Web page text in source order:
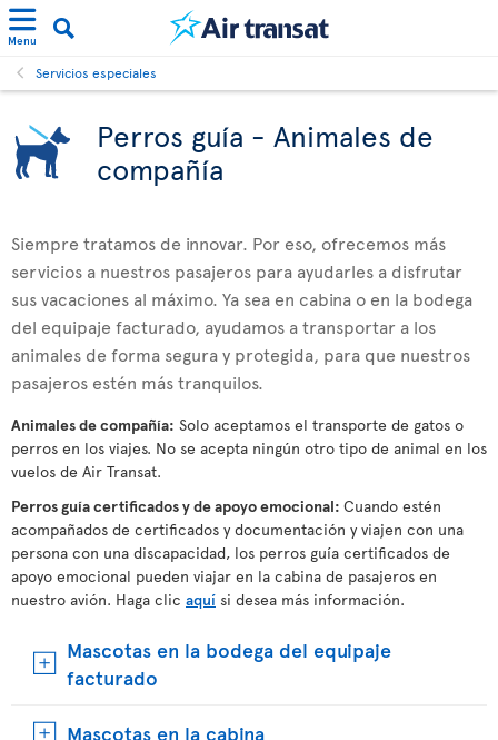
Menu
Servicios especiales
Perros guía - Animales de
compañía
Siempre tratamos de innovar. Por eso, ofrecemos más
servicios a nuestros pasajeros para ayudarles a disfrutar
sus vacaciones al máximo. Ya sea en cabina o en la bodega
del equipaje facturado, ayudamos a transportar a los
animales de forma segura y protegida, para que nuestros
pasajeros estén más tranquilos.
Animales de compañía: Solo aceptamos el transporte de gatos o
perros en los viajes. No se acepta ningún otro tipo de animal en los
vuelos de Air Transat.
Perros guía certificados y de apoyo emocional: Cuando estén
acompañados de certificados y documentación y viajen con una
persona con una discapacidad, los perros guía certificados de
apoyo emocional pueden viajar en la cabina de pasajeros en
nuestro avión. Haga clic aquí si desea más información.
Mascotas en la bodega del equipaje
facturado
Mascotas en la cabina